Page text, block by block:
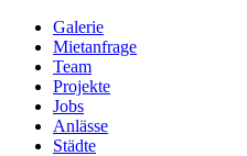
Galerie
Mietanfrage
Team
Projekte
Jobs
Anlässe
Städte